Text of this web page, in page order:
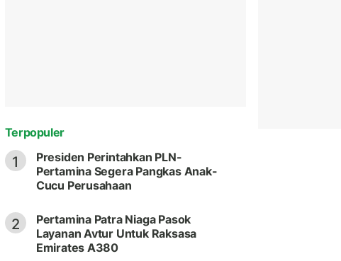
Terpopuler
1
Presiden Perintahkan PLN-
Pertamina Segera Pangkas Anak-
Cucu Perusahaan
2
Pertamina Patra Niaga Pasok
Layanan Avtur Untuk Raksasa
Emirates A380